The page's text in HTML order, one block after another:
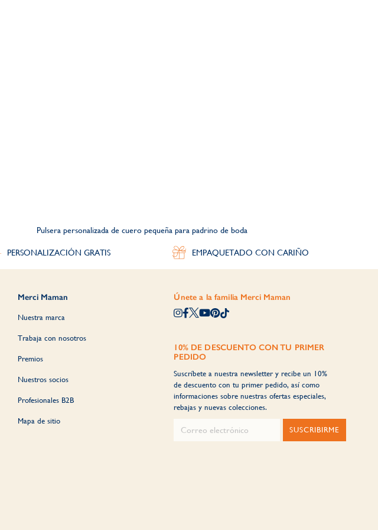
Pulsera personalizada de cuero pequeña para padrino de boda
PERSONALIZACIÓN GRATIS EMPAQUETADO CON CARIÑO
Merci Maman
Nuestra marca
Trabaja con nosotros
Premios
Nuestros socios
Profesionales B2B
Mapa de sitio
Únete a la familia Merci Maman
10% DE DESCUENTO CON TU PRIMER
PEDIDO
Suscríbete a nuestra newsletter y recibe un 10%
de descuento con tu primer pedido, así como
informaciones sobre nuestras ofertas especiales,
rebajas y nuevas colecciones.
SUSCRIBIRME